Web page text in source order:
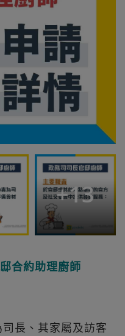
+13
合約助理廚師
長、其家屬及訪客